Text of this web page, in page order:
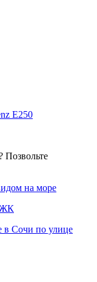
E250
Позвольте
на море
ЖК
в Сочи по улице